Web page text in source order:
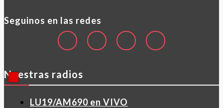
Seguinos en las redes
Nuestras radios
LU19/AM690 en VIVO